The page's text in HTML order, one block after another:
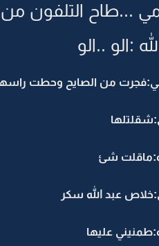
...طاح التلفون من
:الو ..الو
من الصايح وحطت
شئ
عبد الله سكر
عليها